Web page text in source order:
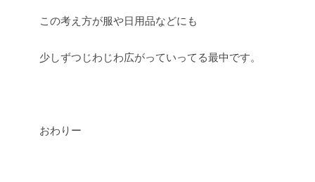
この考え方が服や日用品などにも
少しずつじわじわ広がっていってる最中です。
おわりー